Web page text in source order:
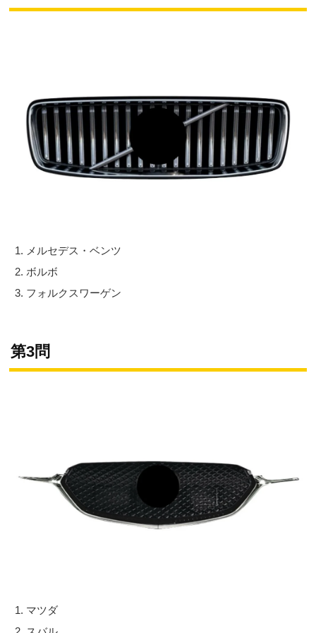
メルセデス・ベンツ
ボルボ
フォルクスワーゲン
第3問
マツダ